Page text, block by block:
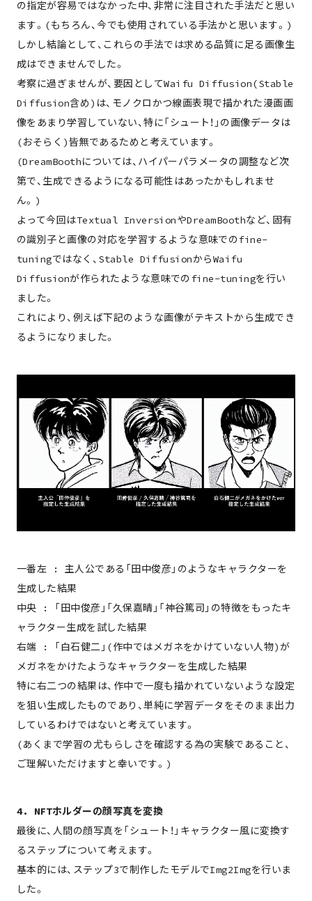
about
member
works
project
column
contact
の指定が容易ではなかった中、非常に注目された手法だと思い
ます。(もちろん、今でも使用されている手法かと思います。)
しかし結論として、これらの手法では求める品質に足る画像生
成はできませんでした。
考察に過ぎませんが、要因としてWaifu Diffusion(Stable
Diffusion含め)は、モノクロかつ線画表現で描かれた漫画画
像をあまり学習していない、特に「シュート！」の画像データは
(おそらく)皆無であるためと考えています。
(DreamBoothについては、ハイパーパラメータの調整など次
第で、生成できるようになる可能性はあったかもしれませ
ん。)
よって今回はTextual InversionやDreamBoothなど、固有
の識別子と画像の対応を学習するような意味でのfine-
tuningではなく、Stable DiffusionからWaifu
Diffusionが作られたような意味でのfine-tuningを行い
ました。
これにより、例えば下記のような画像がテキストから生成でき
るようになりました。
一番左 : 主人公である「田中俊彦」のようなキャラクターを
生成した結果
中央 : 「田中俊彦」「久保嘉晴」「神谷篤司」の特徴をもったキ
ャラクター生成を試した結果
右端 : 「白石健二」(作中ではメガネをかけていない人物)が
メガネをかけたようなキャラクターを生成した結果
特に右二つの結果は、作中で一度も描かれていないような設定
を狙い生成したものであり、単純に学習データをそのまま出力
しているわけではないと考えています。
(あくまで学習の尤もらしさを確認する為の実験であること、
ご理解いただけますと幸いです。)
4. NFTホルダーの顔写真を変換
最後に、人間の顔写真を「シュート！」キャラクター風に変換す
るステップについて考えます。
基本的には、ステップ3で制作したモデルでImg2Imgを行いま
した。